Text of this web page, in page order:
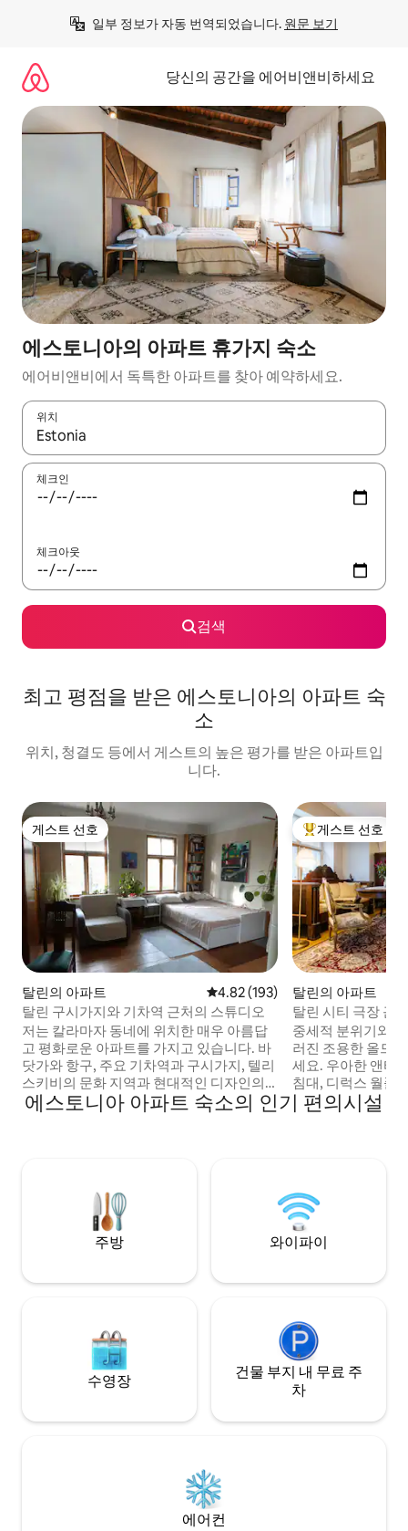
일부 정보가 자동 번역되었습니다. 원문 보기
당신의 공간을 에어비앤비하세요
에스토니아의 아파트 휴가지 숙소
에어비앤비에서 독특한 아파트를 찾아 예약하세요.
위치
결과가 나오면 위·아래 화살표 키를 사용하거나 터치 또는 스와이
체크인
체크아웃
검색
최고 평점을 받은 에스토니아의 아파트 숙
소
위치, 청결도 등에서 게스트의 높은 평가를 받은 아파트입
니다.
게스트 선호
게스트 선호
탈린의 아파트 평점 4.82점(5점 만점), 후기 193
4.82 (193)
탈린 구시가지와 기차역 근처의 스튜디오
저는 칼라마자 동네에 위치한 매우 아름답
고 평화로운 아파트를 가지고 있습니다. 바
닷가와 항구, 주요 기차역과 구시가지, 텔리
스키비의 문화 지역과 현대적인 디자인의
발티 시장에서 도보로 10분 거리에 있습니
다. 저희 숙소는 가족과 함께 즐기기 좋은 액
가에게 적합합니다.
상위 게스트 선호
게스트 선호
탈린의 아파트
탈린 시티 극장 근
트
중세적 분위기와
러진 조용한 올드
세요. 우아한 앤티
침대, 디럭스 월풀
파트입니다. 여름
벽 덕분에 아파트
어갈 수 있는 거리
에스토니아 아파트 숙소의 인기 편의시설
주방 와이파이
수영장
건물 부지 내 무료 주
차
에어컨